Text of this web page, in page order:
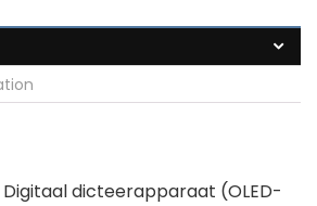
Digitaal dicteerapparaat (OLED-